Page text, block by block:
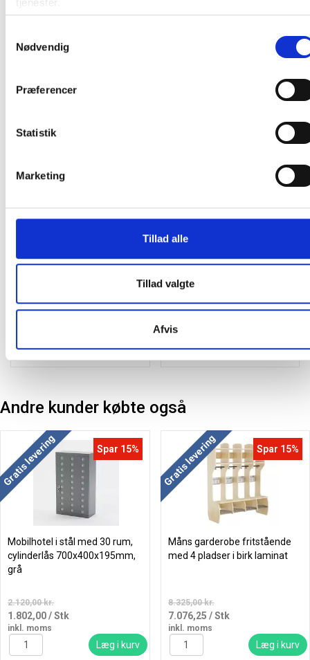
Nødvendig
Præferencer
Statistik
Marketing
Tillad alle
Tillad valgte
Afvis
17,69 kr.
Office forsendelsesposer PE
1,31/ Stk
Andre kunder købte også
Gratis levering Spar 15%
Mobilhotel i stål med 30 rum,
cylinderlås 700x400x195mm,
grå
2.120,00 kr.
1.802,00/ Stk
inkl. moms
Læg i kurv
Gratis levering Spar 15%
Måns garderobe fritstående
med 4 pladser i birk laminat
8.325,00 kr.
7.076,25 / Stk
inkl. moms
Læg i kurv